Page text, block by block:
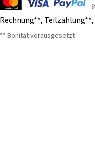
Rechnung**, Teilzahlung**,
** Bonität vorausgesetzt